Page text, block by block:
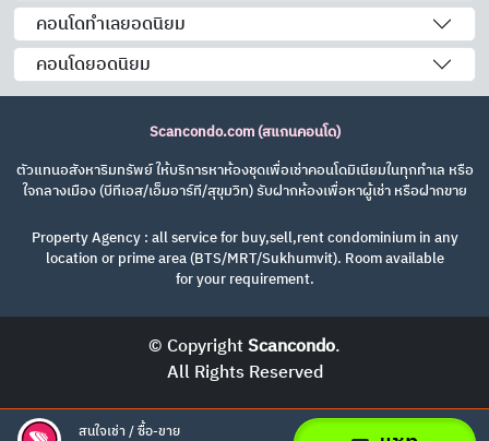
คอนโดทำเลยอดนิยม
คอนโดยอดนิยม
Scancondo.com (สแกนคอนโด)
ตัวแทนอสังหาริมทรัพย์ ให้บริการหาห้องชุดเพื่อเช่าคอนโดมิเนียมในทุกทำเล หรือ
ใจกลางเมือง (บีทีเอส/เอ็มอาร์ที/สุขุมวิท) รับฝากห้องเพื่อหาผู้เช่า หรือฝากขาย
Property Agency : all service for buy,sell,rent condominium in any
location or prime area (BTS/MRT/Sukhumvit). Room available
for your requirement.
© CopyrightScancondo.
All Rights Reserved
สนใจเช่า / ซื้อ-ขาย